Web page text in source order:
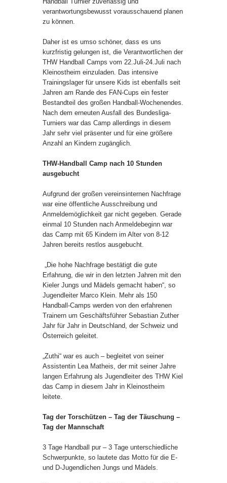
verantwortungsbewusst vorausschauend planen
zu können.
Daher ist es umso schöner, dass es uns
kurzfristig gelungen ist, die Verantwortlichen der
THW Handball Camps vom 22.Juli-24.Juli nach
Kleinostheim einzuladen. Das intensive
Trainingslager für unsere Kids ist ebenfalls seit
Jahren am Rande des FAN-Cups ein fester
Bestandteil des großen Handball-Wochenendes.
Nach dem erneuten Ausfall des Bundesliga-
Turniers war das Camp allerdings in diesem
Jahr sehr viel präsenter und für eine größere
Anzahl an Kindern zugänglich.
THW-Handball Camp nach 10 Stunden
ausgebucht
Aufgrund der großen vereinsinternen Nachfrage
war eine öffentliche Ausschreibung und
Anmeldemöglichkeit gar nicht gegeben. Gerade
einmal 10 Stunden nach Anmeldebeginn war
das Camp mit 65 Kindern im Alter von 8-12
Jahren bereits restlos ausgebucht.
„Die hohe Nachfrage bestätigt die gute
Erfahrung, die wir in den letzten Jahren mit den
Kieler Jungs und Mädels gemacht haben“, so
Jugendleiter Marco Klein. Mehr als 150
Handball-Camps werden von den erfahrenen
Trainern um Geschäftsführer Sebastian Zuther
Jahr für Jahr in Deutschland, der Schweiz und
Österreich geleitet.
„Zuthi“ war es auch – begleitet von seiner
Assistentin Lea Matheis, der mit seiner Jahre
langen Erfahrung als Jugendleiter des THW Kiel
das Camp in diesem Jahr in Kleinostheim
leitete.
Tag der Torschützen – Tag der Täuschung –
Tag der Mannschaft
3 Tage Handball pur – 3 Tage unterschiedliche
Schwerpunkte, so lautete das Motto für die E-
und D-Jugendlichen Jungs und Mädels.